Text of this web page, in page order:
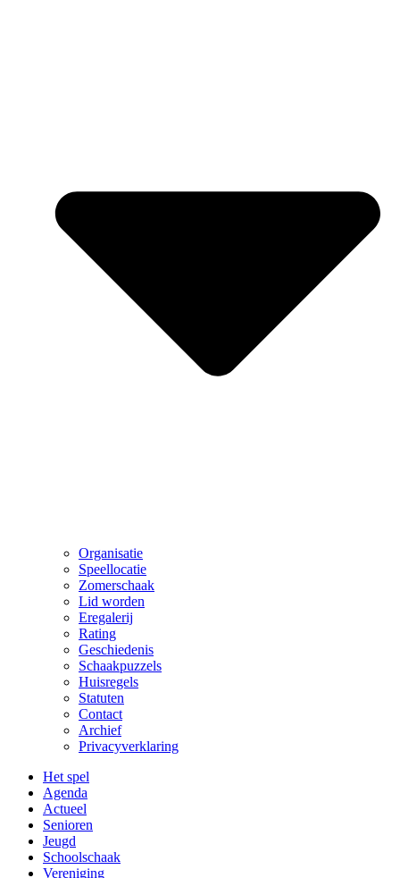
Organisatie
Speellocatie
Zomerschaak
Lid worden
Eregalerij
Rating
Geschiedenis
Schaakpuzzels
Huisregels
Statuten
Contact
Archief
Privacyverklaring
Het spel
Agenda
Actueel
Senioren
Jeugd
Schoolschaak
Vereniging